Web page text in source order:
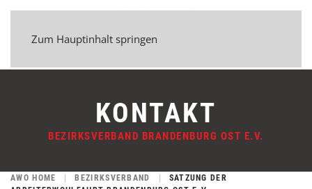
Zum Hauptinhalt springen
KONTAKT
BEZIRKSVERBAND BRANDENBURG OST E.V.
AWO HOME BEZIRKSVERBAND
SATZUNG DER